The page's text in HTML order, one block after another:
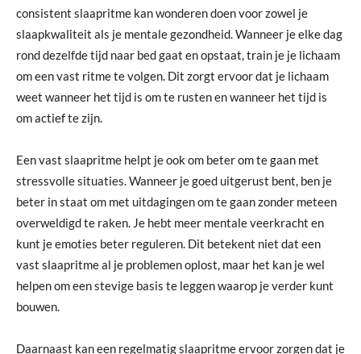
consistent slaapritme kan wonderen doen voor zowel je
slaapkwaliteit als je mentale gezondheid. Wanneer je elke dag
rond dezelfde tijd naar bed gaat en opstaat, train je je lichaam
om een vast ritme te volgen. Dit zorgt ervoor dat je lichaam
weet wanneer het tijd is om te rusten en wanneer het tijd is
om actief te zijn.
Een vast slaapritme helpt je ook om beter om te gaan met
stressvolle situaties. Wanneer je goed uitgerust bent, ben je
beter in staat om met uitdagingen om te gaan zonder meteen
overweldigd te raken. Je hebt meer mentale veerkracht en
kunt je emoties beter reguleren. Dit betekent niet dat een
vast slaapritme al je problemen oplost, maar het kan je wel
helpen om een stevige basis te leggen waarop je verder kunt
bouwen.
Daarnaast kan een regelmatig slaapritme ervoor zorgen dat je